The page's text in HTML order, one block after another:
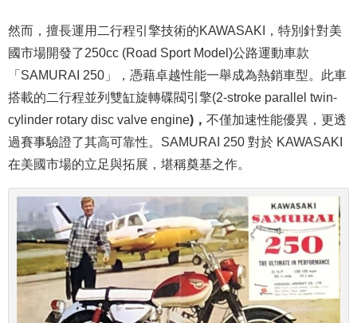
然而，擅長運用二行程引擎技術的KAWASAKI，特別針對美
國市場開發了250cc (Road Sport Model)公路運動車款
「SAMURAI 250」，憑藉卓越性能一舉成為熱銷車型。此車
搭載的二行程並列雙缸旋轉碟閥引擎(2-stroke parallel twin-
cylinder rotary disc valve engine)， 不僅加速性能優異，更透
過賽事驗證了其高可靠性。SAMURAI 250 對於 KAWASAKI
在美國市場的立足與拓展，堪稱奠基之作。